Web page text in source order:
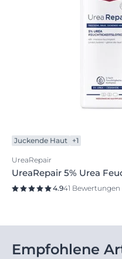
Juckende Haut +1
UreaRepair
UreaRepair 5% Urea
4.941 Bewertungen
Empfohlene